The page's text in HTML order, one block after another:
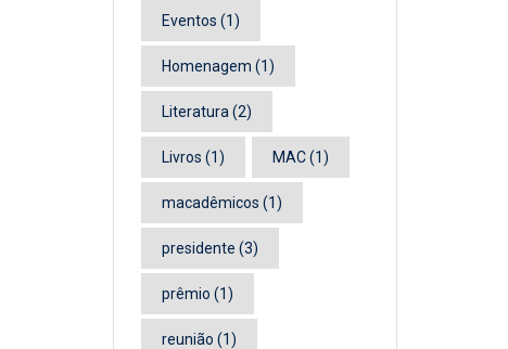
Eventos (1)
Homenagem (1)
Literatura (2)
Livros (1) MAC(1)
macadêmicos (1)
presidente (3)
prêmio (1)
reunião (1)